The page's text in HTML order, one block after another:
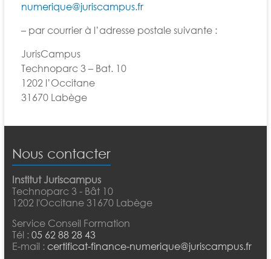
numerique@juriscampus.fr
– par courrier à l’adresse postale suivante :
JurisCampus
Technoparc 3 – Bat. 10
1202 l’Occitane
31670 Labège
Nous contacter
Institut Juriscampus
Technoparc 3 - Bât 10
1202 l'Occitane 31670 Labège
Service Conseil Formation
Tél : 05 62 88 28 43
E-mail : certificat-finance-numerique@juriscampus.fr